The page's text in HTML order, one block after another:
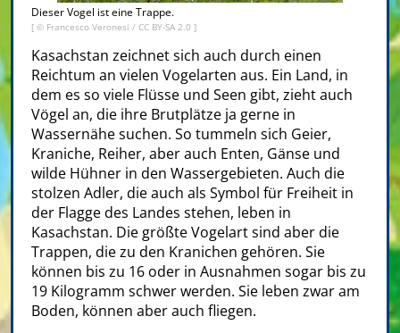
Dieser Vogel ist eine Trappe.
[ © Francesco Veronesi / CC BY-SA 2.0 ]
Kasachstan zeichnet sich auch durch einen
Reichtum an vielen Vogelarten aus. Ein Land, in
dem es so viele Flüsse und Seen gibt, zieht auch
Vögel an, die ihre Brutplätze ja gerne in
Wassernähe suchen. So tummeln sich Geier,
Kraniche, Reiher, aber auch Enten, Gänse und
wilde Hühner in den Wassergebieten. Auch die
stolzen Adler, die auch als Symbol für Freiheit in
der Flagge des Landes stehen, leben in
Kasachstan. Die größte Vogelart sind aber die
Trappen, die zu den Kranichen gehören. Sie
können bis zu 16 oder in Ausnahmen sogar bis zu
19 Kilogramm schwer werden. Sie leben zwar am
Boden, können aber auch fliegen.